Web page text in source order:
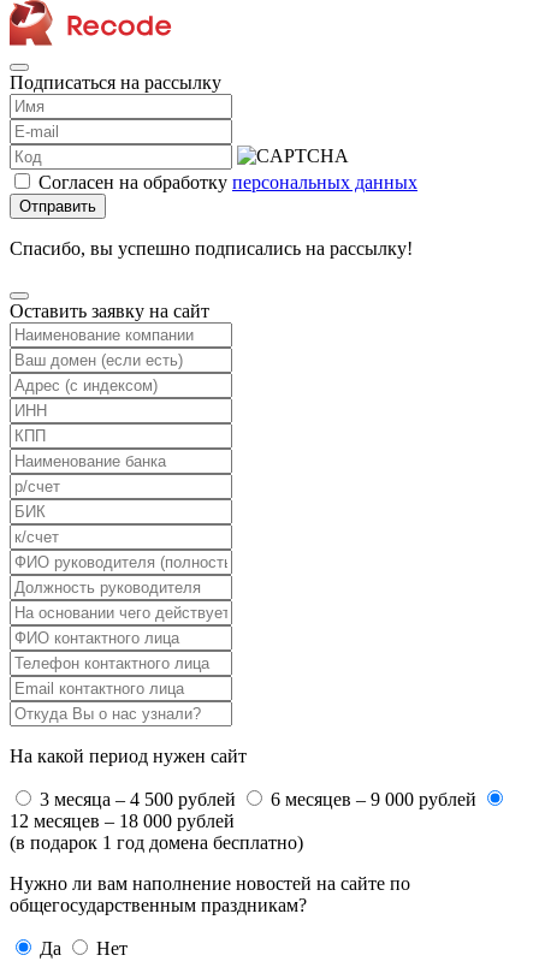
Подписаться на рассылку
Согласен на обработку персональных данных
Отправить
Спасибо, вы успешно подписались на рассылку!
Оставить заявку на сайт
На какой период нужен сайт
3 месяца – 4 500 рублей
6 месяцев – 9 000 рублей
12 месяцев – 18 000 рублей
(в подарок 1 год домена бесплатно)
Нужно ли вам наполнение новостей на сайте по
общегосударственным праздникам?
Да
Нет